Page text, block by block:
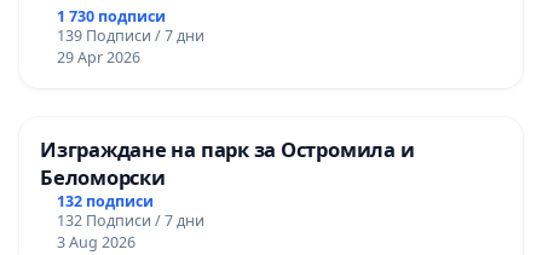
1 730 подписи
139 Подписи / 7 дни
29 Apr 2026
Изграждане на парк за Остромила и
Беломорски
132 подписи
132 Подписи / 7 дни
3 Aug 2026